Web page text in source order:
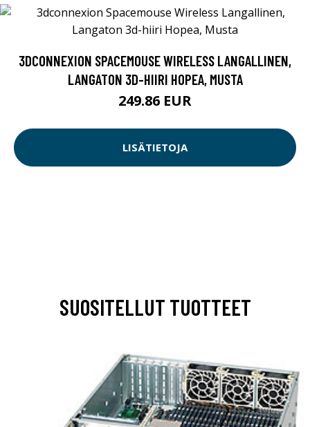
3DCONNEXION SPACEMOUSE WIRELESS LANGALLINEN,
LANGATON 3D-HIIRI HOPEA, MUSTA
249.86 EUR
LISÄTIETOJA
SUOSITELLUT TUOTTEET